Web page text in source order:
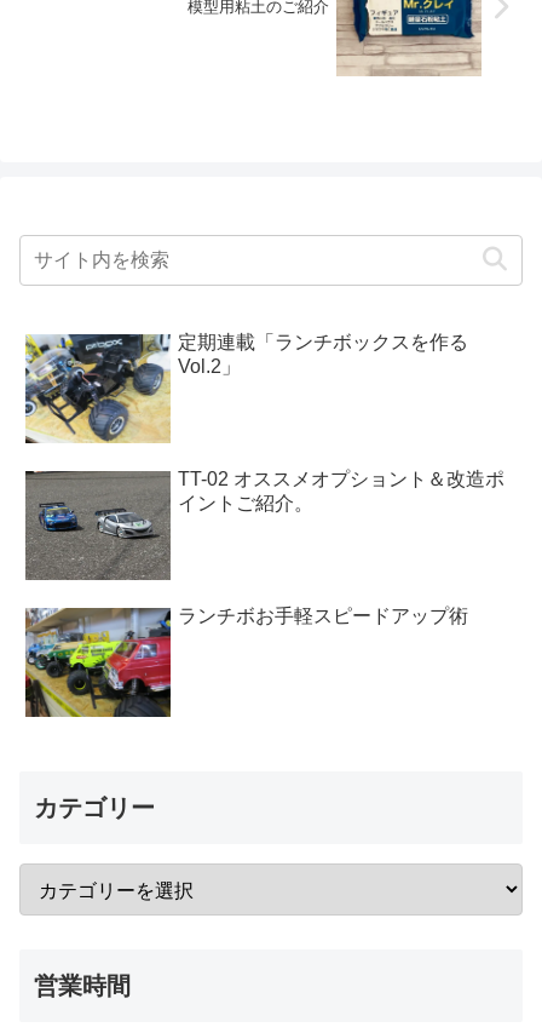
模型用粘土のご紹介
定期連載「ランチボックスを作る
Vol.2」
TT-02 オススメオプショント＆改造ポ
イントご紹介。
ランチボお手軽スピードアップ術
カテゴリー
営業時間